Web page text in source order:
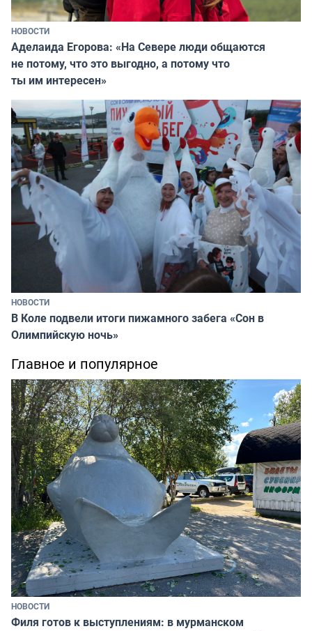
НОВОСТИ
Аделаида Егорова: «На Севере люди общаются
не потому, что это выгодно, а потому что
ты им интересен»
НОВОСТИ
В Коле подвели итоги пижамного забега «Сон в
Олимпийскую ночь»
Главное и популярное
НОВОСТИ
Филя готов к выступлениям: в мурманском